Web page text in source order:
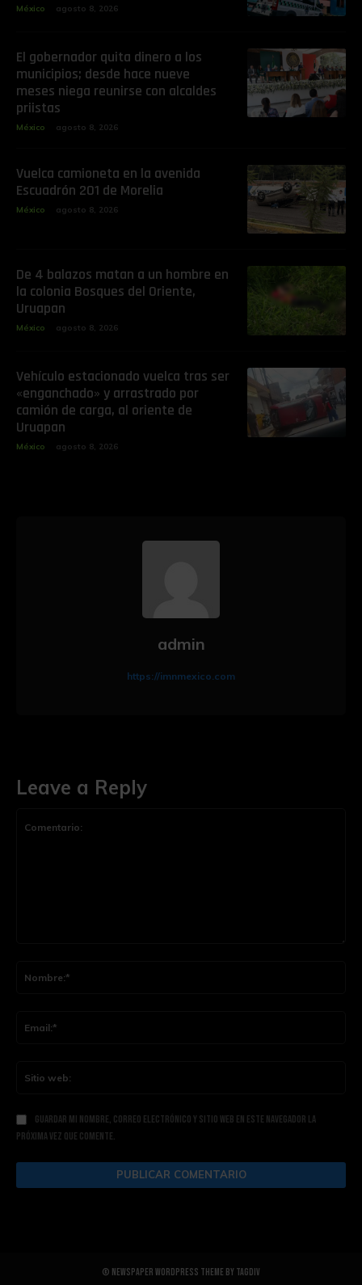
México agosto 8, 2026
El gobernador quita dinero a los
municipios; desde hace nueve
meses niega reunirse con alcaldes
priistas
México agosto 8, 2026
Vuelca camioneta en la avenida
Escuadrón 201 de Morelia
México agosto 8, 2026
De 4 balazos matan a un hombre en
la colonia Bosques del Oriente,
Uruapan
México agosto 8, 2026
Vehículo estacionado vuelca tras ser
«enganchado» y arrastrado por
camión de carga, al oriente de
Uruapan
México agosto 8, 2026
Leave a Reply
Guardar mi nombre, correo electrónico y sitio web en este navegador la
próxima vez que comente.
admin
https://imnmexico.com
© Newspaper WordPress Theme by TagDiv